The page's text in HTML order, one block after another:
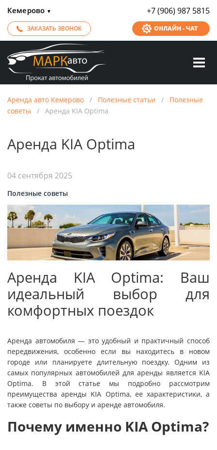
Кемерово ▼ +7 (906) 987 5815
ЗАКАЗАТЬ ЗВОНОК ОНЛАЙН - ЧАТ
Аренда авто Кемерово / Полезные статьи / Полезные
советы / Аренда KIA Optima
Аренда KIA Optima
04 сентября 2025
Полезные советы
Аренда KIA Optima: Ваш
идеальный выбор для
комфортных поездок
Аренда автомобиля — это удобный и практичный способ
передвижения, особенно если вы находитесь в новом
городе или планируете длительную поездку. Одним из
самых популярных автомобилей для аренды является KIA
Optima. В этой статье мы подробно рассмотрим
преимущества аренды KIA Optima, ее характеристики, а
также советы по выбору и аренде автомобиля.
Почему именно KIA Optima?